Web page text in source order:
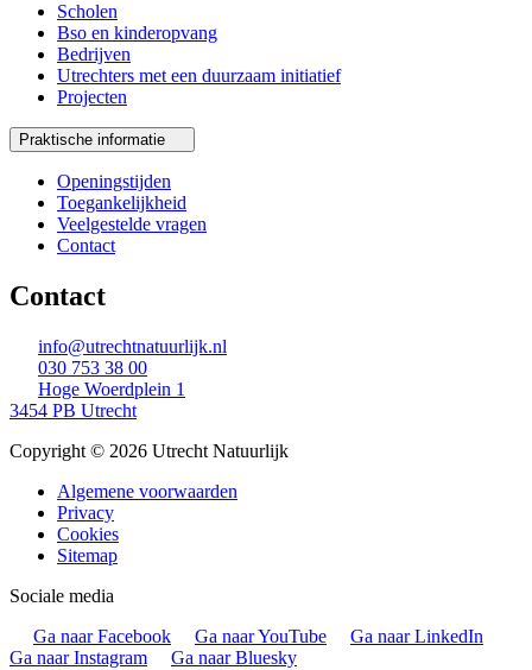
Scholen
Bso en kinderopvang
Bedrijven
Utrechters met een duurzaam initiatief
Projecten
Praktische informatie
Openingstijden
Toegankelijkheid
Veelgestelde vragen
Contact
Contact
info@utrechtnatuurlijk.nl
030 753 38 00
Hoge Woerdplein 1
3454 PB Utrecht
Copyright © 2026 Utrecht Natuurlijk
Algemene voorwaarden
Privacy
Cookies
Sitemap
Sociale media
Ga naar Facebook
Ga naar YouTube
Ga naar LinkedIn
Ga naar Instagram
Ga naar Bluesky